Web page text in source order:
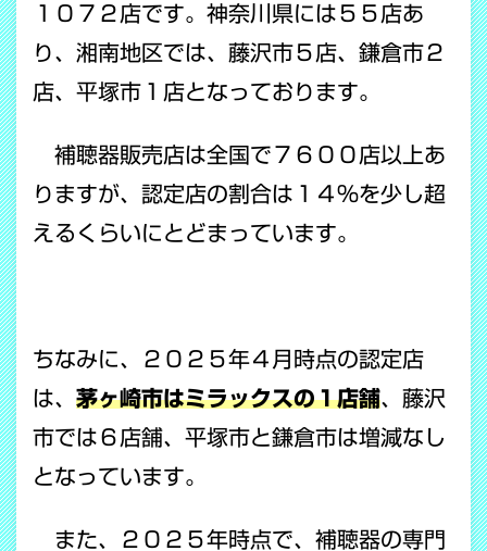
１０７２店です。神奈川県には５５店あ
り、湘南地区では、藤沢市５店、鎌倉市２
店、平塚市１店となっております。
補聴器販売店は全国で７６００店以上あ
りますが、認定店の割合は１４％を少し超
えるくらいにとどまっています。
ちなみに、２０２５年４月時点の認定店
は、 茅ヶ崎市はミラックスの１店舗、藤沢
市では６店舗、平塚市と鎌倉市は増減なし
となっています。
また、２０２５年時点で、補聴器の専門